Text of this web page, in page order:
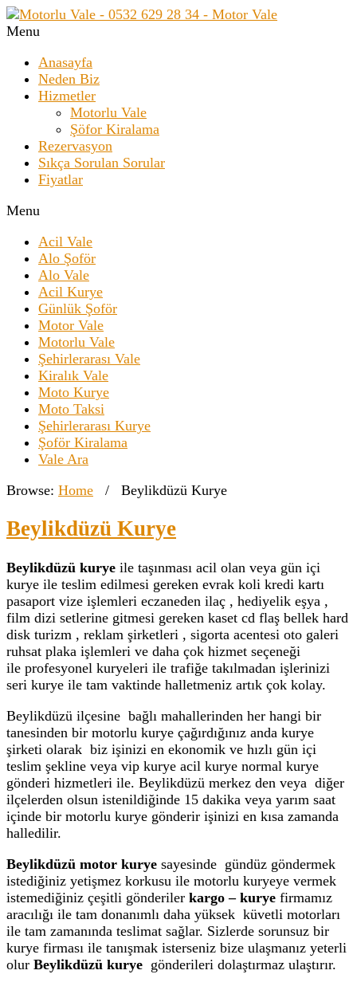
Menu
Anasayfa
Neden Biz
Hizmetler
Motorlu Vale
Şöfor Kiralama
Rezervasyon
Sıkça Sorulan Sorular
Fiyatlar
Menu
Acil Vale
Alo Şoför
Alo Vale
Acil Kurye
Günlük Şoför
Motor Vale
Motorlu Vale
Şehirlerarası Vale
Kiralık Vale
Moto Kurye
Moto Taksi
Şehirlerarası Kurye
Şoför Kiralama
Vale Ara
Browse: Home / Beylikdüzü Kurye
Beylikdüzü Kurye
Beylikdüzü kurye ile taşınması acil olan veya gün içi
kurye ile teslim edilmesi gereken evrak koli kredi kartı
pasaport vize işlemleri eczaneden ilaç , hediyelik eşya ,
film dizi setlerine gitmesi gereken kaset cd flaş bellek hard
disk turizm , reklam şirketleri , sigorta acentesi oto galeri
ruhsat plaka işlemleri ve daha çok hizmet seçeneği
ile profesyonel kuryeleri ile trafiğe takılmadan işlerinizi
seri kurye ile tam vaktinde halletmeniz artık çok kolay.
Beylikdüzü ilçesine bağlı mahallerinden her hangi bir
tanesinden bir motorlu kurye çağırdığınız anda kurye
şirketi olarak biz işinizi en ekonomik ve hızlı gün içi
teslim şekline veya vip kurye acil kurye normal kurye
gönderi hizmetleri ile. Beylikdüzü merkez den veya diğer
ilçelerden olsun istenildiğinde 15 dakika veya yarım saat
içinde bir motorlu kurye gönderir işinizi en kısa zamanda
halledilir.
Beylikdüzü motor kurye sayesinde gündüz göndermek
istediğiniz yetişmez korkusu ile motorlu kuryeye vermek
istemediğiniz çeşitli gönderiler kargo – kurye firmamız
aracılığı ile tam donanımlı daha yüksek küvetli motorları
ile tam zamanında teslimat sağlar. Sizlerde sorunsuz bir
kurye firması ile tanışmak isterseniz bize ulaşmanız yeterli
olur Beylikdüzü kurye gönderileri dolaştırmaz ulaştırır.